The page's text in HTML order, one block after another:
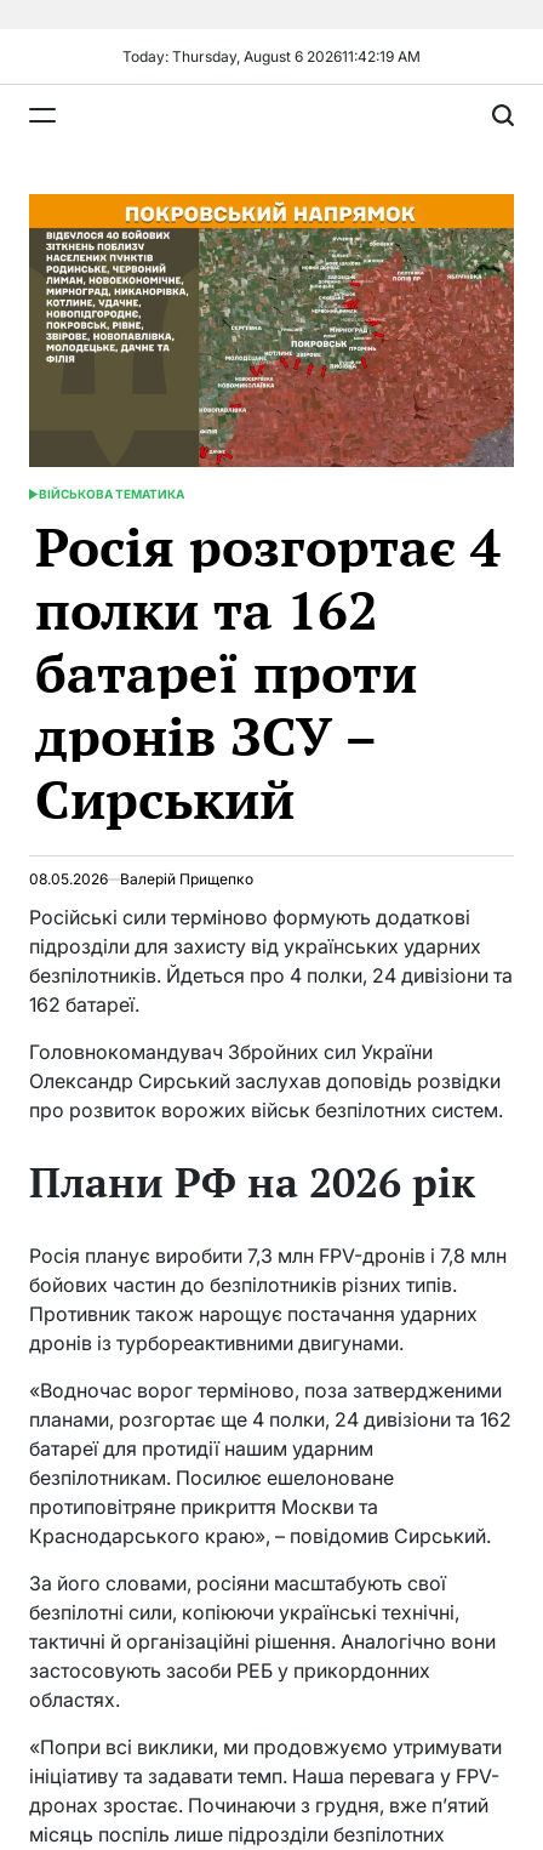
Today: Thursday, August 6 202611:42:19 AM
POSTED
ВІЙСЬКОВА ТЕМАТИКА
Росія розгортає 4
полки та 162
батареї проти
дронів ЗСУ –
Сирський
08.05.2026 Валерій Прищепко
Російські сили терміново формують додаткові
підрозділи для захисту від українських ударних
безпілотників. Йдеться про 4 полки, 24 дивізіони та
162 батареї.
Головнокомандувач Збройних сил України
Олександр Сирський заслухав доповідь розвідки
про розвиток ворожих військ безпілотних систем.
Плани РФ на 2026 рік
Росія планує виробити 7,3 млн FPV-дронів і 7,8 млн
бойових частин до безпілотників різних типів.
Противник також нарощує постачання ударних
дронів із турбореактивними двигунами.
«Водночас ворог терміново, поза затвердженими
планами, розгортає ще 4 полки, 24 дивізіони та 162
батареї для протидії нашим ударним
безпілотникам. Посилює ешелоноване
протиповітряне прикриття Москви та
Краснодарського краю», – повідомив Сирський.
За його словами, росіяни масштабують свої
безпілотні сили, копіюючи українські технічні,
тактичні й організаційні рішення. Аналогічно вони
застосовують засоби РЕБ у прикордонних
областях.
«Попри всі виклики, ми продовжуємо утримувати
ініціативу та задавати темп. Наша перевага у FPV-
дронах зростає. Починаючи з грудня, вже п’ятий
місяць поспіль лише підрозділи безпілотних